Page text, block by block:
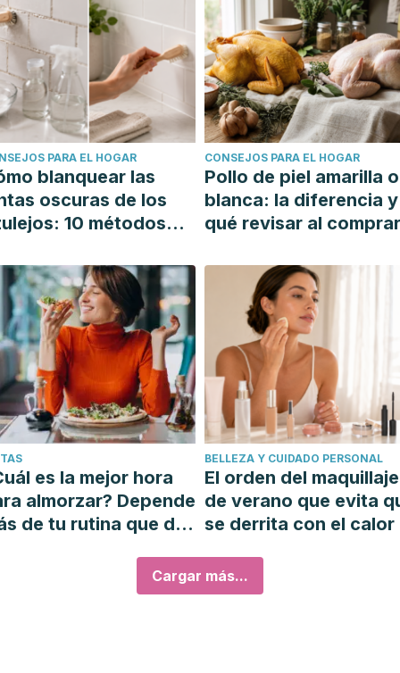
PARA EL HOGAR
blanquear las
oscuras de los
10 métodos
CONSEJOS PARA EL HOGAR
Pollo de piel amarilla o
blanca: la diferencia y
qué revisar al comprar
es la mejor hora
almorzar? Depende
de tu rutina que del
BELLEZA Y CUIDADO PERSONAL
El orden del maquillaje
de verano que evita
se derrita con el calor
Cargar más...